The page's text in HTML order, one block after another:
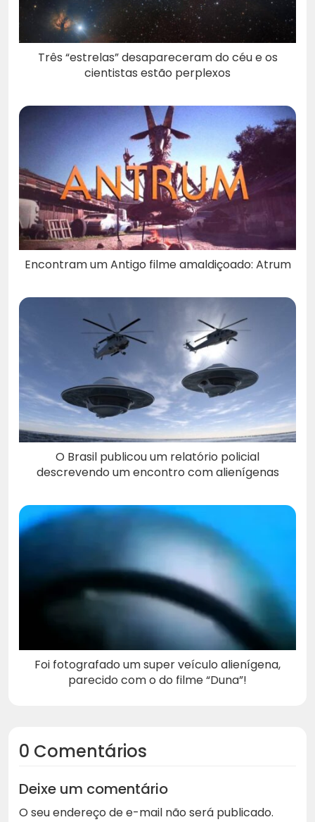
Três “estrelas” desapareceram do céu e os
cientistas estão perplexos
Encontram um Antigo filme amaldiçoado: Atrum
O Brasil publicou um relatório policial
descrevendo um encontro com alienígenas
Foi fotografado um super veículo alienígena,
parecido com o do filme “Duna”!
0 Comentários
Deixe um comentário
O seu endereço de e-mail não será publicado.